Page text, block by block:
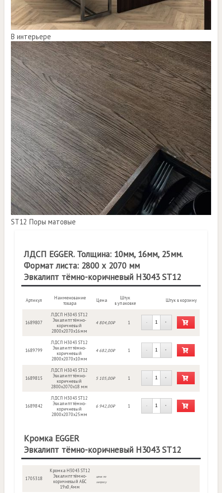
В интерьере
ST12 Поры матовые
ЛДСП EGGER. Толщина: 10мм, 16мм, 25мм.
Формат листа: 2800 х 2070 мм
Эвкалипт тёмно-коричневый H3043 ST12
Артикул
Наименование
товара
Цена
Штук
в упаковке
Штук в корзину
1689807
ЛДСП H3043 ST12
Эвкалипт тёмно-
коричневый
2800х2070х16мм
4 804,00₽ 1 - +
1689799
ЛДСП H3043 ST12
Эвкалипт тёмно-
коричневый
2800х2070х10мм
4 682,00₽ 1 - +
1689815
ЛДСП H3043 ST12
Эвкалипт тёмно-
коричневый
2800x2070x18 мм
5 105,00₽ 1 - +
1689842
ЛДСП H3043 ST12
Эвкалипт тёмно-
коричневый
2800х2070х25мм
6 942,00₽ 1 - +
Кромка EGGER
Эвкалипт тёмно-коричневый H3043 ST12
1705318
Кромка H3043 ST12
Эвкалипт тёмно-
коричневый АБС
19х0,4мм
цена по
запросу